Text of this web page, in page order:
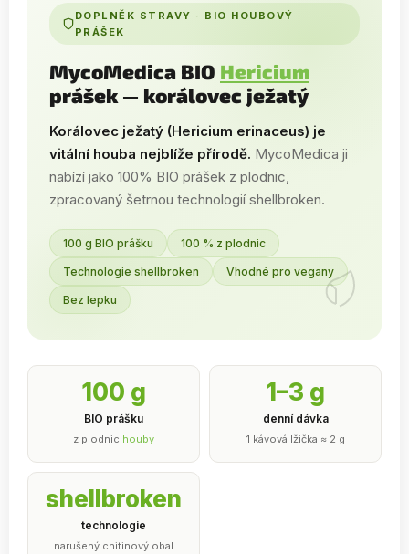
DOPLNĚK STRAVY · BIO HOUBOVÝ
PRÁŠEK
MycoMedica BIO Hericium
prášek — korálovec ježatý
Korálovec ježatý (Hericium erinaceus) je
vitální houba nejblíže přírodě. MycoMedica ji
nabízí jako 100% BIO prášek z plodnic,
zpracovaný šetrnou technologií shellbroken.
100 g BIO prášku 100 % z plodnic
Technologie shellbroken Vhodné pro vegany
Bez lepku
100 g
BIO prášku
z plodnic houby
1–3 g
denní dávka
1 kávová lžička ≈ 2 g
shellbroken
technologie
narušený chitinový obal